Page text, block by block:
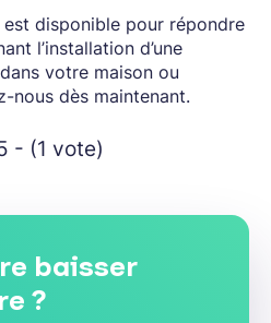
est disponible pour répondre
l’installation d’une
votre maison ou
nous dès maintenant.
- (1 vote)
baisser
?